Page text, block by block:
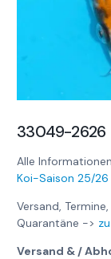
33049-2626
Alle
Koi-Saison 25/26
Versand,
Quarantäne ->
Versand & /